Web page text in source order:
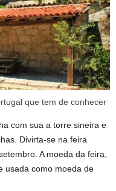
que tem de conhecer
com sua a torre sineira e
Divirta-se na feira
A moeda da feira,
usada como moeda de